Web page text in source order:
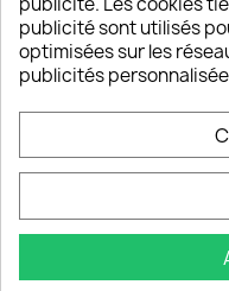
Un SAV à
Notre SAV est
publicité sont utilisés
optimisées sur les
publicités